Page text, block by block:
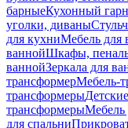
барныеКухонный
уголки, диваны
для кухниМебель для
ваннойШкафы,
ваннойЗеркала для
трансформерМебель-
трансформеры
трансформерыМебель
для спальни